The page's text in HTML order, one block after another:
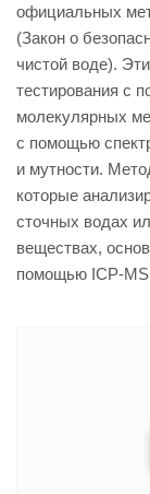
официальных
(Закон о
чистой воде).
тестирования с
молекулярных
с помощью
и мутности.
которые
сточных водах
веществах,
помощью ICP-